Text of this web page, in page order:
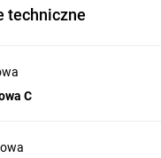
techniczne
C